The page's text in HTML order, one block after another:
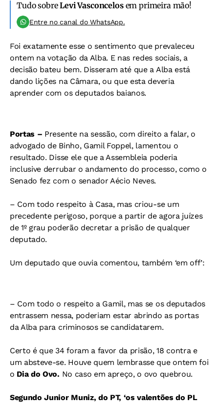
Tudo sobreLevi Vasconcelosem primeira mão!
Entre no canal do WhatsApp.
Foi exatamente esse o sentimento que prevaleceu
ontem na votação da Alba. E nas redes sociais, a
decisão bateu bem. Disseram até que a Alba está
dando lições na Câmara, ou que esta deveria
aprender com os deputados baianos.
Portas – Presente na sessão, com direito a falar, o
advogado de Binho, Gamil Foppel, lamentou o
resultado. Disse ele que a Assembleia poderia
inclusive derrubar o andamento do processo, como o
Senado fez com o senador Aécio Neves.
– Com todo respeito à Casa, mas criou-se um
precedente perigoso, porque a partir de agora juízes
de 1º grau poderão decretar a prisão de qualquer
deputado.
Um deputado que ouvia comentou, também ‘em off’:
– Com todo o respeito a Gamil, mas se os deputados
entrassem nessa, poderiam estar abrindo as portas
da Alba para criminosos se candidatarem.
Certo é que 34 foram a favor da prisão, 18 contra e
um absteve-se. Houve quem lembrasse que ontem foi
o Dia do Ovo. No caso em apreço, o ovo quebrou.
Segundo Junior Muniz, do PT, ‘os valentões do PL